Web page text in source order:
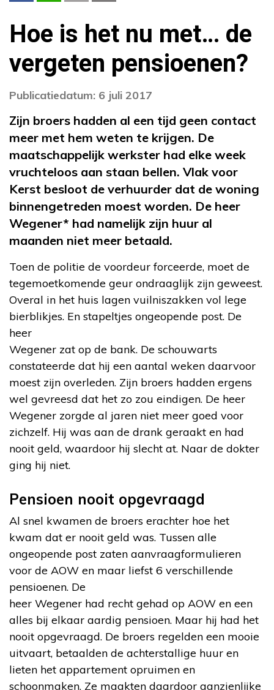
Hoe is het nu met… de
vergeten pensioenen?
Publicatiedatum: 6 juli 2017
Zijn broers hadden al een tijd geen contact
meer met hem weten te krijgen. De
maatschappelijk werkster had elke week
vruchteloos aan staan bellen. Vlak voor
Kerst besloot de verhuurder dat de woning
binnengetreden moest worden. De heer
Wegener* had namelijk zijn huur al
maanden niet meer betaald.
Toen de politie de voordeur forceerde, moet de
tegemoetkomende geur ondraaglijk zijn geweest.
Overal in het huis lagen vuilniszakken vol lege
bierblikjes. En stapeltjes ongeopende post. De
heer
Wegener zat op de bank. De schouwarts
constateerde dat hij een aantal weken daarvoor
moest zijn overleden. Zijn broers hadden ergens
wel gevreesd dat het zo zou eindigen. De heer
Wegener zorgde al jaren niet meer goed voor
zichzelf. Hij was aan de drank geraakt en had
nooit geld, waardoor hij slecht at. Naar de dokter
ging hij niet.
Pensioen nooit opgevraagd
Al snel kwamen de broers erachter hoe het
kwam dat er nooit geld was. Tussen alle
ongeopende post zaten aanvraagformulieren
voor de AOW en maar liefst 6 verschillende
pensioenen. De
heer Wegener had recht gehad op AOW en een
alles bij elkaar aardig pensioen. Maar hij had het
nooit opgevraagd. De broers regelden een mooie
uitvaart, betaalden de achterstallige huur en
lieten het appartement opruimen en
schoonmaken. Ze maakten daardoor aanzienlijke